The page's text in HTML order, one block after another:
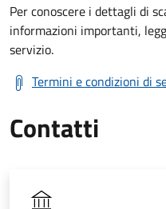
Per conoscere i dettagli di
informazioni importanti,
servizio.
Termini e condizioni di
Contatti